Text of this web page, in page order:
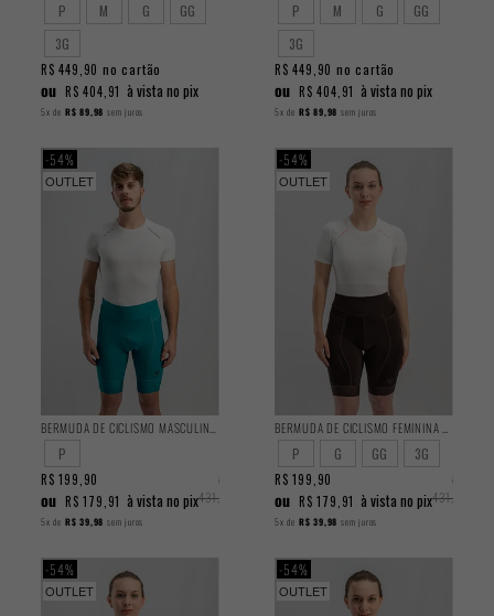
P M G
GG
3G
R$ 449,90 no cartão
ou R$ 404,91 à vista no pix
5x de R$ 89,98 sem juros
P M G
GG
3G
R$ 449,90 no cartão
ou R$ 404,91 à vista no pix
5x de R$ 89,98 sem juros
OUTLET
54%
P
R$
431,90
R$ 199,90
ou R$ 179,91 à vista no pix
5x de R$ 39,98 sem juros
OUTLET
54%
P G GG 3G
R$
431,90
R$ 199,90
ou R$ 179,91 à vista no pix
5x de R$ 39,98 sem juros
OUTLET
54%
OUTLET
54%